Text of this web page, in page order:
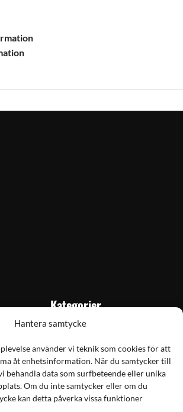
Hantera samtycke
använder vi teknik som cookies för att
åt enhetsinformation. När du samtycker till
behandla data som surfbeteende eller unika
Om du inte samtycker eller om du
kan detta påverka vissa funktioner
Kategorier
Skytte
Jakt & fiske
Handladdning
Optik
Utrustning